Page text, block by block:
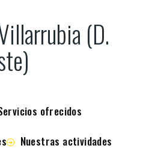
(D.
ofrecidos
Nuestras actividades